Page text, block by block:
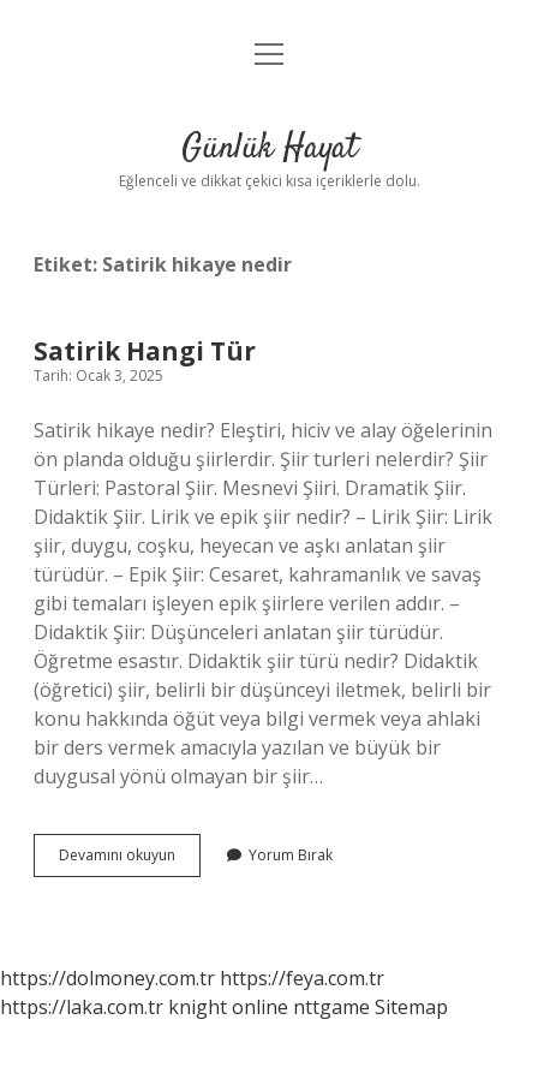
Anasayfa
Yasal Uyarı
menüyü
Günlük Hayat
Eğlenceli ve dikkat çekici kısa içeriklerle dolu.
Etiket: Satirik hikaye nedir
Satirik Hangi Tür
Tarih: Ocak 3, 2025
Satirik hikaye nedir? Eleştiri, hiciv ve alay öğelerinin
ön planda olduğu şiirlerdir. Şiir turleri nelerdir? Şiir
Türleri: Pastoral Şiir. Mesnevi Şiiri. Dramatik Şiir.
Didaktik Şiir. Lirik ve epik şiir nedir? – Lirik Şiir: Lirik
şiir, duygu, coşku, heyecan ve aşkı anlatan şiir
türüdür. – Epik Şiir: Cesaret, kahramanlık ve savaş
gibi temaları işleyen epik şiirlere verilen addır. –
Didaktik Şiir: Düşünceleri anlatan şiir türüdür.
Öğretme esastır. Didaktik şiir türü nedir? Didaktik
(öğretici) şiir, belirli bir düşünceyi iletmek, belirli bir
konu hakkında öğüt veya bilgi vermek veya ahlaki
bir ders vermek amacıyla yazılan ve büyük bir
duygusal yönü olmayan bir şiir…
Devamını okuyun
Hangi
Yorum Bırak
https://dolmoney.com.tr https://feya.com.tr
https://laka.com.tr knight online nttgame Sitemap